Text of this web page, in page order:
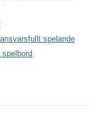
spelande